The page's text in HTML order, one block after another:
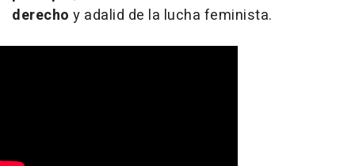
derecho y adalid de la lucha feminista.